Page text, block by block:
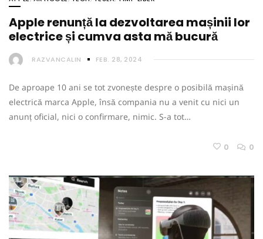
Apple renunță la dezvoltarea mașinii lor
electrice și cumva asta mă bucură
RAZVANCALIN FEB. 28, 2024
De aproape 10 ani se tot zvonește despre o posibilă mașină
electrică marca Apple, însă compania nu a venit cu nici un
anunț oficial, nici o confirmare, nimic. S-a tot…
0 0